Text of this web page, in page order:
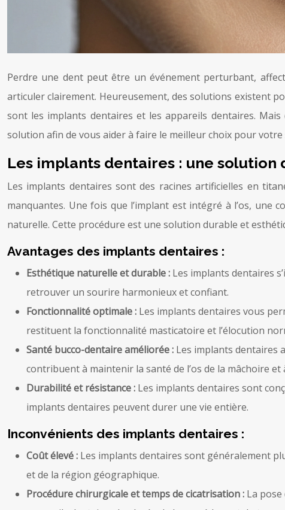
Perdre une dent peut être un événement perturbant,
articuler clairement. Heureusement, des solutions existent
sont les implants dentaires et les appareils dentaires.
solution afin de vous aider à faire le meilleur choix pour
Les implants dentaires : une
Les implants dentaires sont des racines artificielles en
manquantes. Une fois que l’implant est intégré à l’os,
naturelle. Cette procédure est une solution durable et
Avantages des implants dentaires :
Esthétique naturelle et durable : Les implants dentaires
retrouver un sourire harmonieux et confiant.
Fonctionnalité optimale : Les implants dentaires vous
restituent la fonctionnalité masticatoire et l’élocution
Santé bucco-dentaire améliorée : Les implants dentaires
contribuent à maintenir la santé de l’os de la mâchoire et
Durabilité et résistance : Les implants dentaires sont
implants dentaires peuvent durer une vie entière.
Inconvénients des implants dentaires :
Coût élevé : Les implants dentaires sont généralement
et de la région géographique.
Procédure chirurgicale et temps de cicatrisation : La